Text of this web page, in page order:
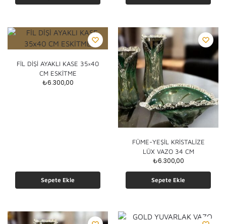
FİL DİŞİ AYAKLI KASE 35×40
CM ESKİTME
₺6.300,00
Sepete Ekle
FÜME-YEŞİL KRİSTALİZE
LÜX VAZO 34 CM
₺6.300,00
Sepete Ekle